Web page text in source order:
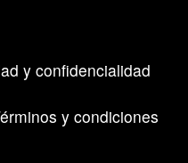
y confidencialidad
y condiciones